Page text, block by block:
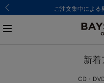
ご注文集中による
新着
CD・